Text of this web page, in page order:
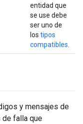
entidad que
se use debe
ser uno de
los tipos
compatibles
y mensajes de
de falla que